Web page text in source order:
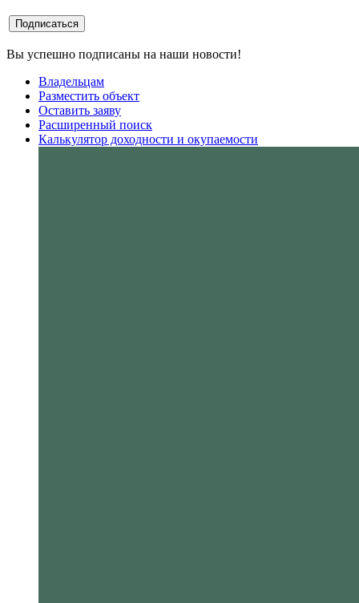
Вы успешно подписаны на наши новости!
Владельцам
Разместить объект
Оставить заяву
Расширенный поиск
Калькулятор доходности и окупаемости